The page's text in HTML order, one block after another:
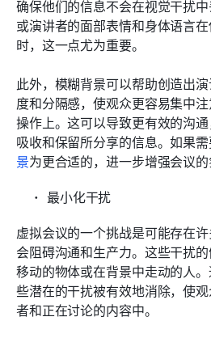
确保他们的信息不会在视觉干扰
或演讲者的面部表情和身体语言
时，这一点尤为重要。
此外，模糊背景可以帮助创造出
度和分隔感，使观众更容易集中
操作上。这可以导致更有效的沟
吸收和保留所分享的信息。如果
景为更合适的，进一步增强会议的
最小化干扰
虚拟会议的一个挑战是可能存在
会阻碍沟通和生产力。这些干扰的
移动的物体或在背景中走动的人
些潜在的干扰被有效地消除，使
者和正在讨论的内容中。